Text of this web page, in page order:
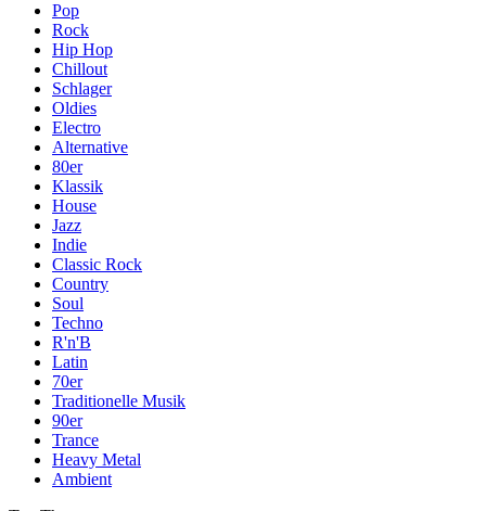
Pop
Rock
Hip Hop
Chillout
Schlager
Oldies
Electro
Alternative
80er
Klassik
House
Jazz
Indie
Classic Rock
Country
Soul
Techno
R'n'B
Latin
70er
Traditionelle Musik
90er
Trance
Heavy Metal
Ambient